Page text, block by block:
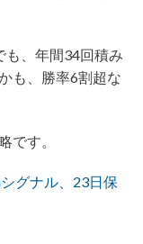
も、年間34回積み
も、勝率6割超な
です。
グナル、23日保